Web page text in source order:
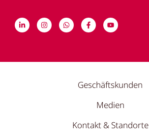
Geschäftskunden
Medien
Kontakt & Standorte